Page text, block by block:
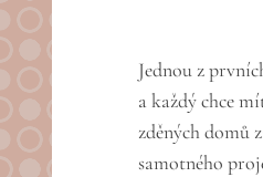
Jednou z
a každý chce
zděných domů
samotného